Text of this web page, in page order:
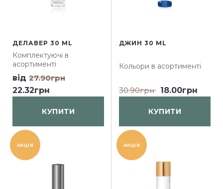
ДЕЛАВЕР 30 ML
Комплектуючі в
асортименті
від 27.90грн
22.32грн
КУПИТИ
ДЖИН 30 ML
Кольори в асортименті
30.90грн 18.00грн
КУПИТИ
АКЦІЯ АКЦІЯ